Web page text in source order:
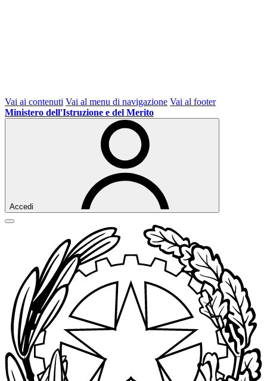
Vai ai contenuti Vai al menu di navigazione Vai al footer
Ministero dell'Istruzione e del Merito
Accedi